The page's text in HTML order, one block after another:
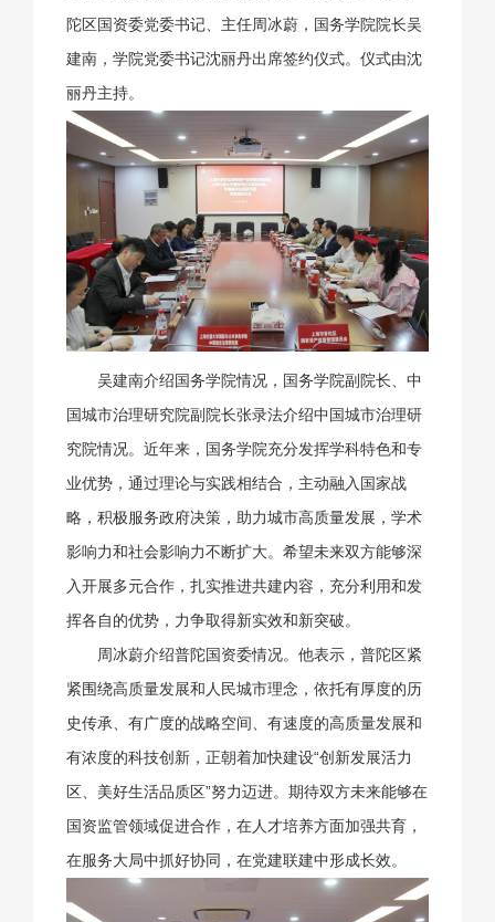
陀区国资委党委书记、主任周冰蔚，国务学院院长吴
建南，学院党委书记沈丽丹出席签约仪式。仪式由沈
丽丹主持。
吴建南介绍国务学院情况，国务学院副院长、中
国城市治理研究院副院长张录法介绍中国城市治理研
究院情况。近年来，国务学院充分发挥学科特色和专
业优势，通过理论与实践相结合，主动融入国家战
略，积极服务政府决策，助力城市高质量发展，学术
影响力和社会影响力不断扩大。希望未来双方能够深
入开展多元合作，扎实推进共建内容，充分利用和发
挥各自的优势，力争取得新实效和新突破。
周冰蔚介绍普陀国资委情况。他表示，普陀区紧
紧围绕高质量发展和人民城市理念，依托有厚度的历
史传承、有广度的战略空间、有速度的高质量发展和
有浓度的科技创新，正朝着加快建设“创新发展活力
区、美好生活品质区”努力迈进。期待双方未来能够在
国资监管领域促进合作，在人才培养方面加强共育，
在服务大局中抓好协同，在党建联建中形成长效。